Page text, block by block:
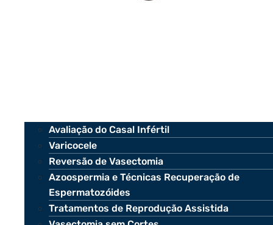
Avaliação do Casal Infértil
Varicocele
Reversão de Vasectomia
Azoospermia e Técnicas Recuperação de
Espermatozóides
Tratamentos de Reprodução Assistida